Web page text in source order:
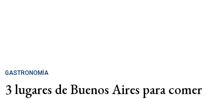
GASTRONOMÍA
3 lugares de Buenos Aires para comer